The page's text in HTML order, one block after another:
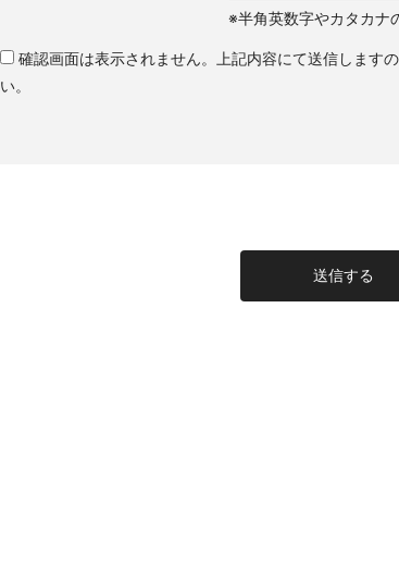
※半角英数字やカタカナ
確認画面は表示されません。上記内容にて送信します
い。